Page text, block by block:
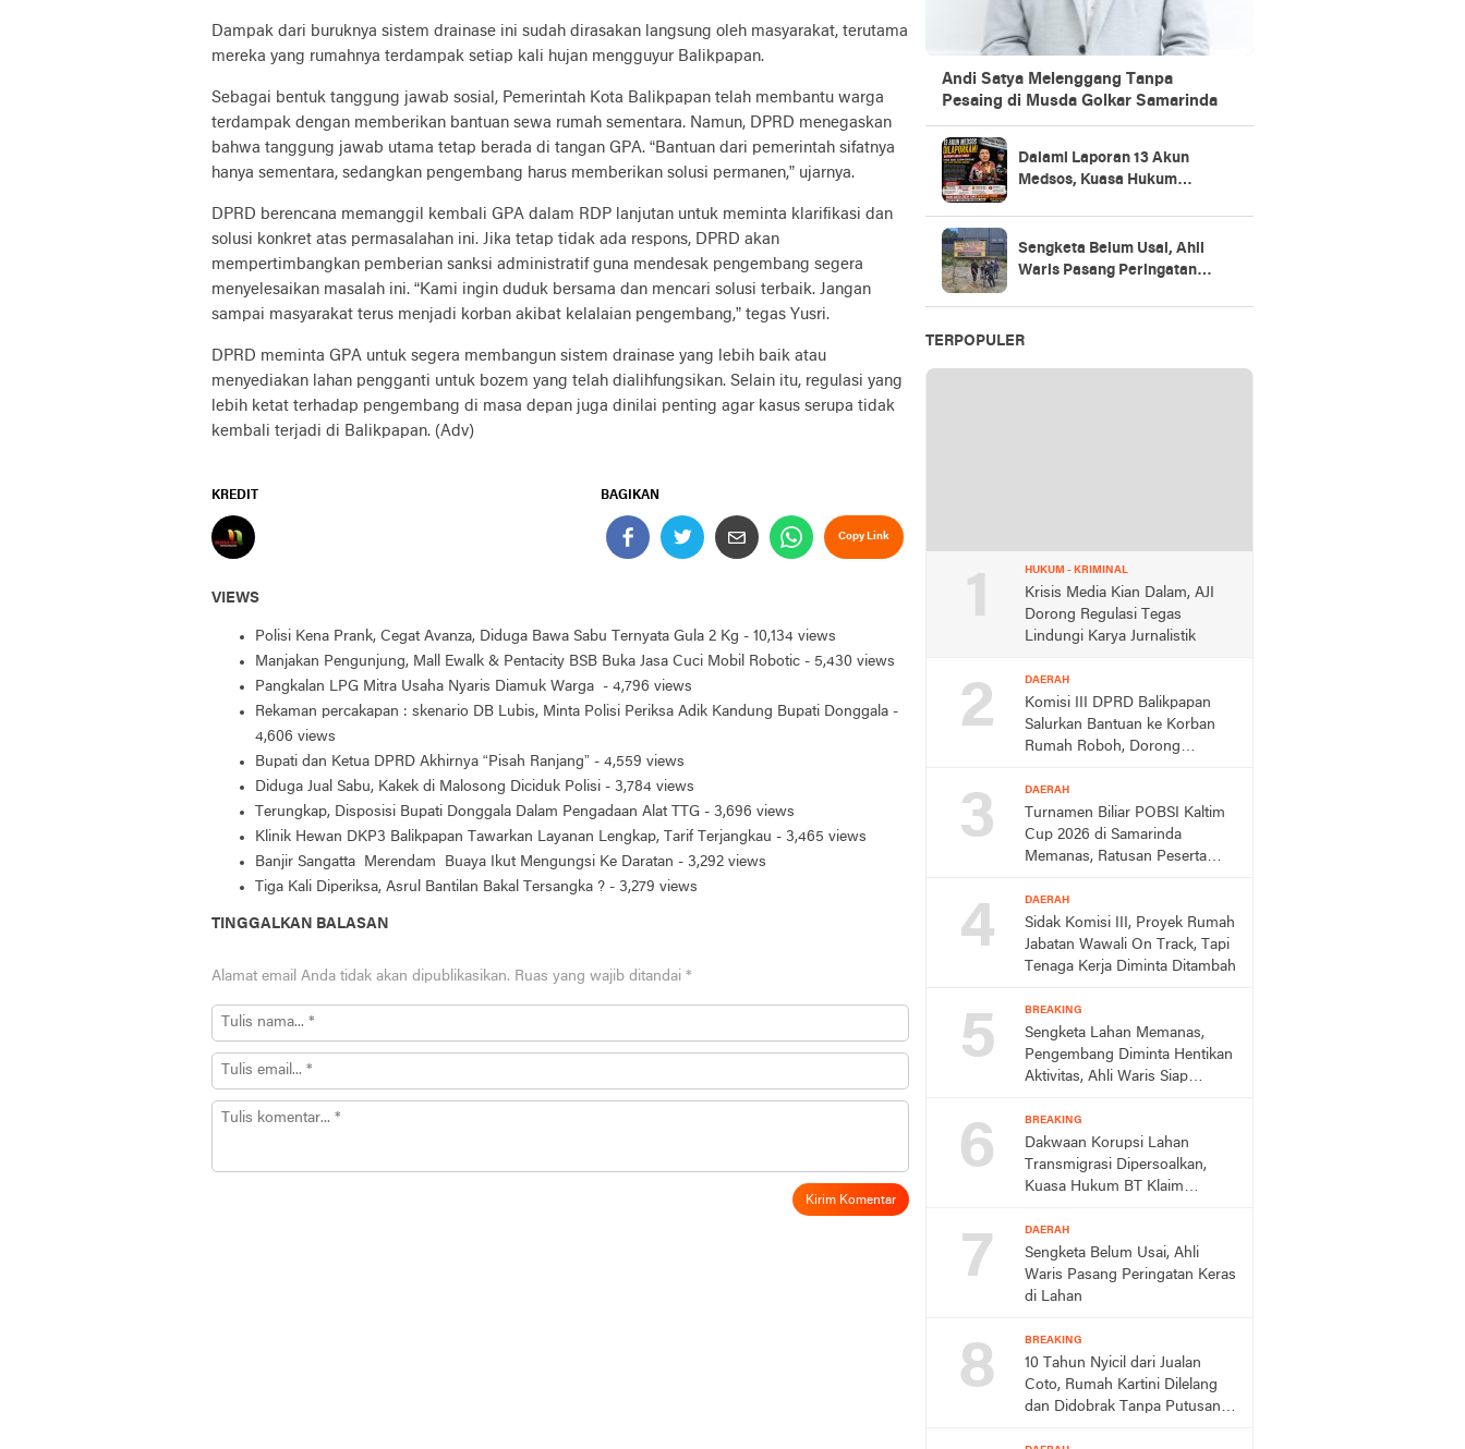
Dampak dari buruknya sistem drainase ini sudah dirasakan langsung oleh masyarakat, terutama
mereka yang rumahnya terdampak setiap kali hujan mengguyur Balikpapan.
Sebagai bentuk tanggung jawab sosial, Pemerintah Kota Balikpapan telah membantu warga
terdampak dengan memberikan bantuan sewa rumah sementara. Namun, DPRD menegaskan
bahwa tanggung jawab utama tetap berada di tangan GPA. “Bantuan dari pemerintah sifatnya
hanya sementara, sedangkan pengembang harus memberikan solusi permanen,” ujarnya.
DPRD berencana memanggil kembali GPA dalam RDP lanjutan untuk meminta klarifikasi dan
solusi konkret atas permasalahan ini. Jika tetap tidak ada respons, DPRD akan
mempertimbangkan pemberian sanksi administratif guna mendesak pengembang segera
menyelesaikan masalah ini. “Kami ingin duduk bersama dan mencari solusi terbaik. Jangan
sampai masyarakat terus menjadi korban akibat kelalaian pengembang,” tegas Yusri.
DPRD meminta GPA untuk segera membangun sistem drainase yang lebih baik atau
menyediakan lahan pengganti untuk bozem yang telah dialihfungsikan. Selain itu, regulasi yang
lebih ketat terhadap pengembang di masa depan juga dinilai penting agar kasus serupa tidak
kembali terjadi di Balikpapan. (Adv)
KREDIT BAGIKAN
Copy Link
VIEWS
Polisi Kena Prank, Cegat Avanza, Diduga Bawa Sabu Ternyata Gula 2 Kg - 10,134 views
Manjakan Pengunjung, Mall Ewalk & Pentacity BSB Buka Jasa Cuci Mobil Robotic - 5,430 views
Pangkalan LPG Mitra Usaha Nyaris Diamuk Warga - 4,796 views
Rekaman percakapan : skenario DB Lubis, Minta Polisi Periksa Adik Kandung Bupati Donggala -
4,606 views
Bupati dan Ketua DPRD Akhirnya “Pisah Ranjang” - 4,559 views
Diduga Jual Sabu, Kakek di Malosong Diciduk Polisi - 3,784 views
Terungkap, Disposisi Bupati Donggala Dalam Pengadaan Alat TTG - 3,696 views
Klinik Hewan DKP3 Balikpapan Tawarkan Layanan Lengkap, Tarif Terjangkau - 3,465 views
Banjir Sangatta Merendam Buaya Ikut Mengungsi Ke Daratan - 3,292 views
Tiga Kali Diperiksa, Asrul Bantilan Bakal Tersangka ? - 3,279 views
TINGGALKAN BALASAN
Alamat email Anda tidak akan dipublikasikan. Ruas yang wajib ditandai *
Andi Satya Melenggang Tanpa
Pesaing di Musda Golkar Samarinda
Dalami Laporan 13 Akun
Medsos, Kuasa Hukum
Penajaman Bukti
Sengketa Belum Usai, Ahli
Waris Pasang Peringatan
TERPOPULER
1 HUKUM - KRIMINAL
Krisis Media Kian Dalam, AJI
Dorong Regulasi Tegas
Lindungi Karya Jurnalistik
2 DAERAH
Komisi III DPRD Balikpapan
Salurkan Bantuan ke Korban
Rumah Roboh, Dorong
3 DAERAH
Turnamen Biliar POBSI Kaltim
Cup 2026 di Samarinda
Memanas, Ratusan Peserta
4 DAERAH
Sidak Komisi III, Proyek Rumah
Jabatan Wawali On Track, Tapi
Tenaga Kerja Diminta Ditambah
5 BREAKING
Sengketa Lahan Memanas,
Pengembang Diminta Hentikan
Aktivitas, Ahli Waris Siap
6 BREAKING
Dakwaan Korupsi Lahan
Transmigrasi Dipersoalkan,
Kuasa Hukum BT Klaim
7 DAERAH
Sengketa Belum Usai, Ahli
Waris Pasang Peringatan Keras
di Lahan
8 BREAKING
10 Tahun Nyicil dari Jualan
Coto, Rumah Kartini Dilelang
dan Didobrak Tanpa Putusan